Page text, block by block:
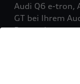
Audi Q6 e-tron,
GT bei Ihrem
Partner!